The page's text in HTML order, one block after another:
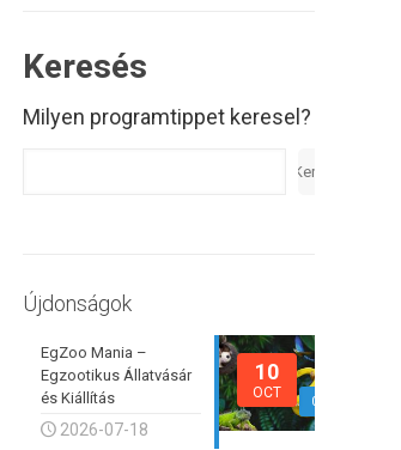
Keresés
Milyen programtippet keresel?
Keresés
Újdonságok
10
OCT
0
EgZoo Mania –
Egzootikus Állatvásár
és Kiállítás
2026-07-18